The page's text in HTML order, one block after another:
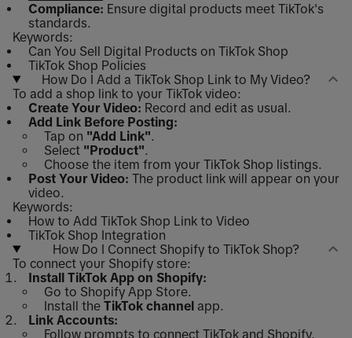
Compliance: Ensure digital products meet TikTok's
standards.
Keywords:
Can You Sell Digital Products on TikTok Shop
TikTok Shop Policies
How Do I Add a TikTok Shop Link to My Video?
To add a shop link to your TikTok video:
Create Your Video: Record and edit as usual.
Add Link Before Posting:
Tap on "Add Link".
Select "Product".
Choose the item from your TikTok Shop listings.
Post Your Video: The product link will appear on your
video.
Keywords:
How to Add TikTok Shop Link to Video
TikTok Shop Integration
How Do I Connect Shopify to TikTok Shop?
To connect your Shopify store:
Install TikTok App on Shopify:
Go to Shopify App Store.
Install the TikTok channel app.
Link Accounts:
Follow prompts to connect TikTok and Shopify.